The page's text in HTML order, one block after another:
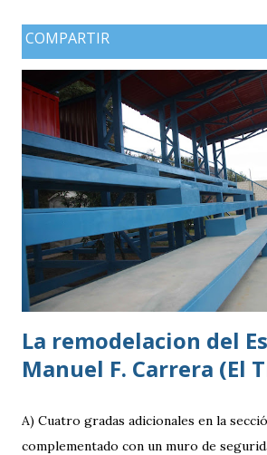
experiencia que marcó el inicio de su
profesional. Ahora, el guatemalteco se
Kaohsiung Attackers FC, una institución
reciente dentro del fútbol taiwanés. El
con su equipo femenino y fue hasta 2025
rama masculina, la cual comenzó su
División antes de conseguir el ascenso a
categoría.
COMPARTIR
La remodelacion del
Manuel F. Carrera (El
A) Cuatro gradas adicionales en la
complementado con un muro de